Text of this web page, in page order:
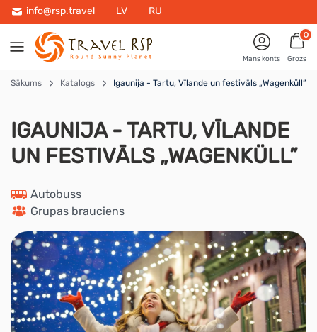
info@rsp.travel LV RU
Mans konts
0
Grozs
Sākums Katalogs Igaunija - Tartu, Vīlande un festivāls „Wagenküll”
IGAUNIJA - TARTU, VĪLANDE
UN FESTIVĀLS „WAGENKÜLL”
Autobuss
Grupas brauciens